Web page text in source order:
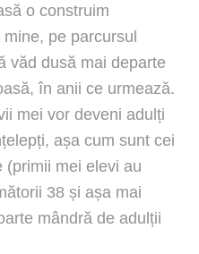
o construim
pe parcursul
văd dusă mai departe
în anii ce urmează.
mei vor deveni adulți
așa cum sunt cei
(primii mei elevi au
38 și așa mai
mândră de adulții